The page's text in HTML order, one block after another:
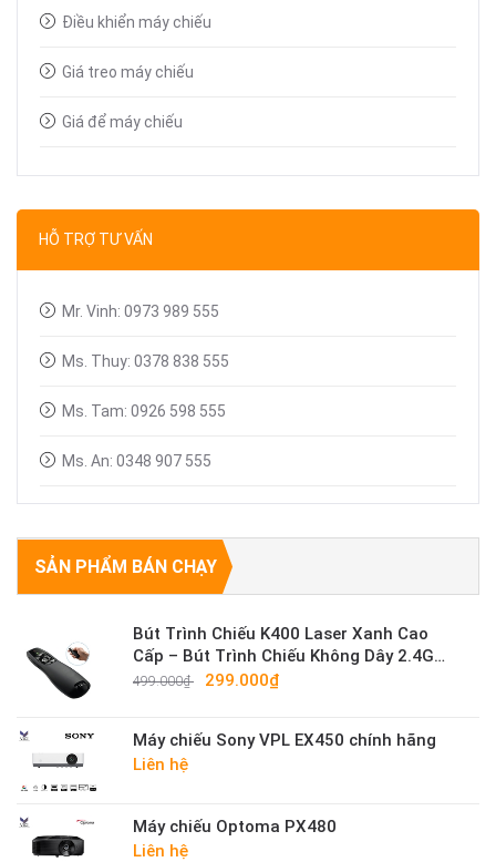
Điều khiển máy chiếu
Giá treo máy chiếu
Giá để máy chiếu
Bút trình chiếu
Linh kiện máy chiếu
HỖ TRỢ TƯ VẤN
Mr. Vinh: 0973 989 555
Ms. Thuy: 0378 838 555
Ms. Tam: 0926 598 555
Ms. An: 0348 907 555
SẢN PHẨM BÁN CHẠY
Bút Trình Chiếu K400 Laser Xanh Cao
Cấp – Bút Trình Chiếu Không Dây 2.4G
Sáng Mạnh
499.000₫ 299.000₫
Máy chiếu Sony VPL EX450 chính hãng
Liên hệ
Máy chiếu Optoma PX480
Liên hệ